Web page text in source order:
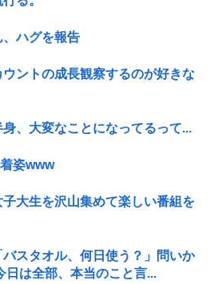
、ハグを報告
ウントの成長観察するのが好きな
、大変なことになってるって...
姿www
大生を沢山集めて楽しい番組を
スタオル、何日使う？」問いか
日は全部、本当のこと言...